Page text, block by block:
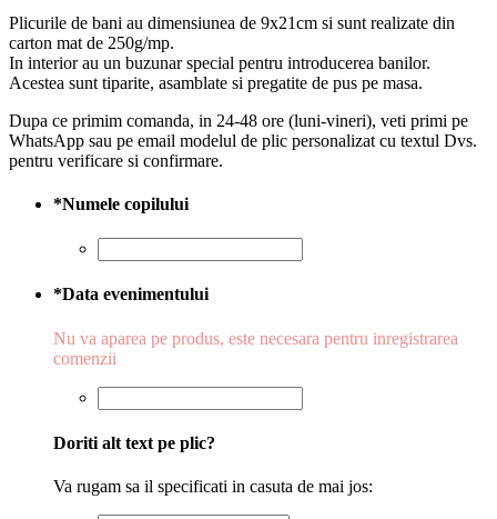
Plicurile de bani au dimensiunea de 9x21cm si sunt realizate din
carton mat de 250g/mp.
In interior au un buzunar special pentru introducerea banilor.
Acestea sunt tiparite, asamblate si pregatite de pus pe masa.
Dupa ce primim comanda, in 24-48 ore (luni-vineri), veti primi pe
WhatsApp sau pe email modelul de plic personalizat cu textul Dvs.
pentru verificare si confirmare.
*Numele copilului
*Data evenimentului
Nu va aparea pe produs, este necesara pentru inregistrarea
comenzii
Doriti alt text pe plic?
Va rugam sa il specificati in casuta de mai jos: